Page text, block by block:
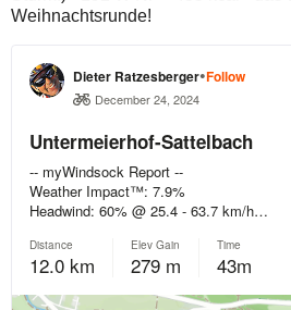
Weihnachtsrunde!